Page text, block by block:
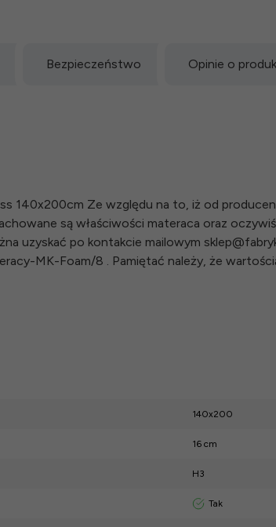
Bezpieczeństwo Opinie o
140x200cm Ze względu na to, iż od
są właściwości materaca oraz
uzyskać po kontakcie mailowym
MK-Foam/8 . Pamiętać należy, że
140x200
16 cm
H3
Tak